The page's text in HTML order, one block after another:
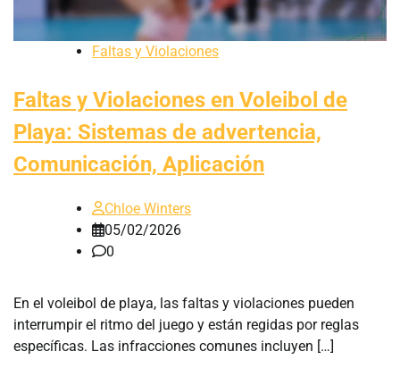
Faltas y Violaciones
Faltas y Violaciones en Voleibol de
Playa: Sistemas de advertencia,
Comunicación, Aplicación
Chloe Winters
05/02/2026
0
En el voleibol de playa, las faltas y violaciones pueden
interrumpir el ritmo del juego y están regidas por reglas
específicas. Las infracciones comunes incluyen […]